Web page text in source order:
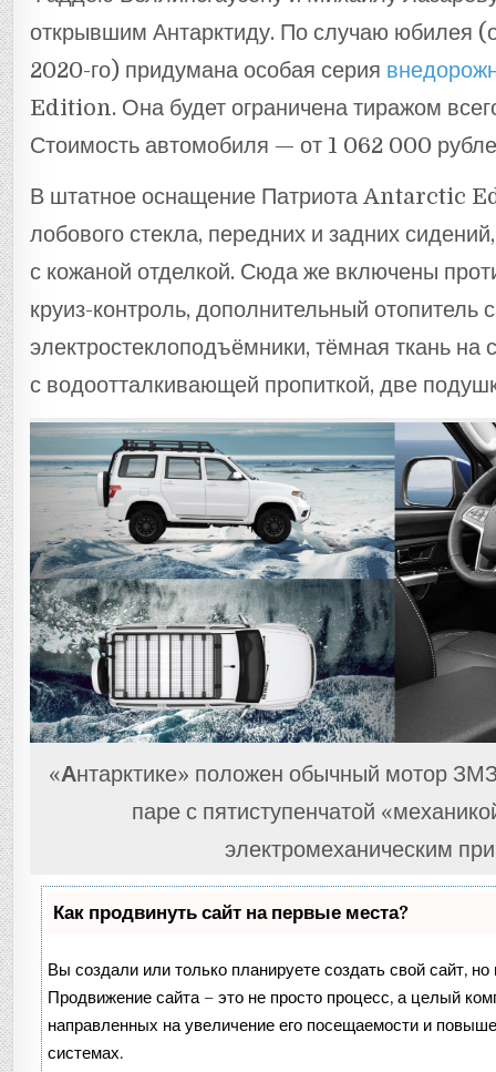
открывшим Антарктиду. По случаю юбилея
2020-го) придумана особая серия
Edition. Она будет ограничена тиражом
Стоимость автомобиля — от 1 062 000
В штатное оснащение Патриота Antarctic
лобового стекла, передних и задних
с кожаной отделкой. Сюда же включены
круиз-контроль, дополнительный отопитель
электростеклоподъёмники, тёмная ткань на
с водоотталкивающей пропиткой, две
«Антарктике» положен обычный мотор
паре с пятиступенчатой
электромеханическим
Как продвинуть сайт на первые места?
Вы создали или только планируете создать свой сайт, но
Продвижение сайта – это не просто процесс, а целый
направленных на увеличение его посещаемости и
системах.